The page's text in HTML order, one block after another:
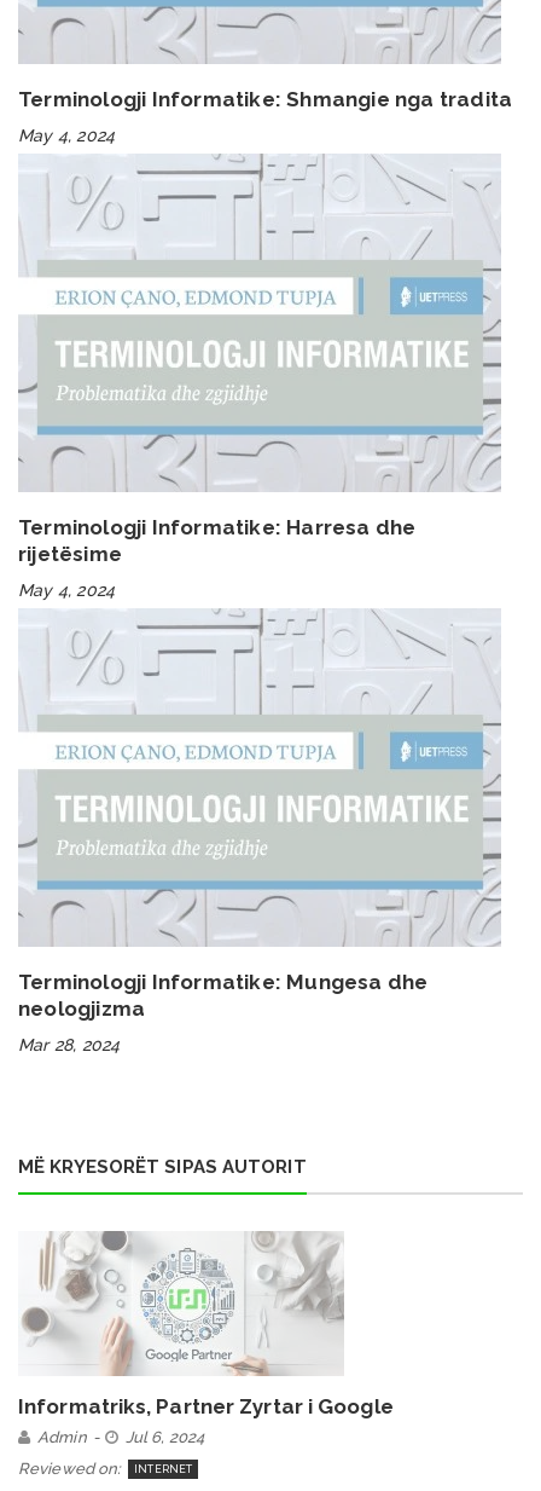
Terminologji Informatike: Shmangie nga tradita
May 4, 2024
Terminologji Informatike: Harresa dhe
rijetësime
May 4, 2024
Terminologji Informatike: Mungesa dhe
neologjizma
Mar 28, 2024
MË KRYESORËT SIPAS AUTORIT
Informatriks, Partner Zyrtar i Google
Admin
Jul 6, 2024
Reviewed on:
INTERNET